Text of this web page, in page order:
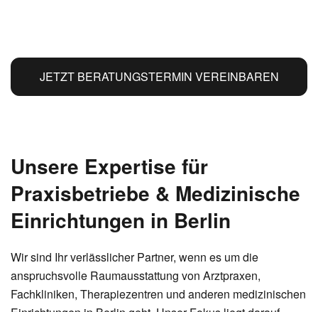
JETZT BERATUNGSTERMIN VEREINBAREN
Unsere Expertise für
Praxisbetriebe & Medizinische
Einrichtungen in Berlin
Wir sind Ihr verlässlicher Partner, wenn es um die
anspruchsvolle Raumausstattung von Arztpraxen,
Fachkliniken, Therapiezentren und anderen medizinischen